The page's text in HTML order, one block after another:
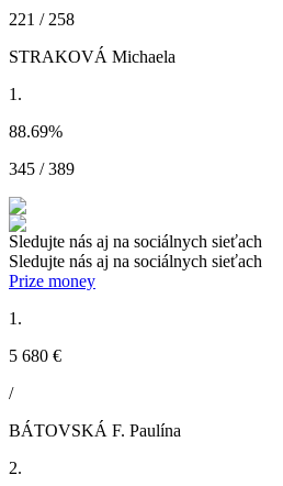
221 / 258
STRAKOVÁ Michaela
1.
88.69%
345 / 389
Sledujte nás aj na sociálnych sieťach
Sledujte nás aj na sociálnych sieťach
Prize money
1.
5 680 €
/
BÁTOVSKÁ F. Paulína
2.